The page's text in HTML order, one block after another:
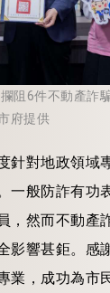
阻6件不動產詐
府提供
針對地政領域
一般防詐有功
，然而不動產
影響甚鉅。感
業，成功為市